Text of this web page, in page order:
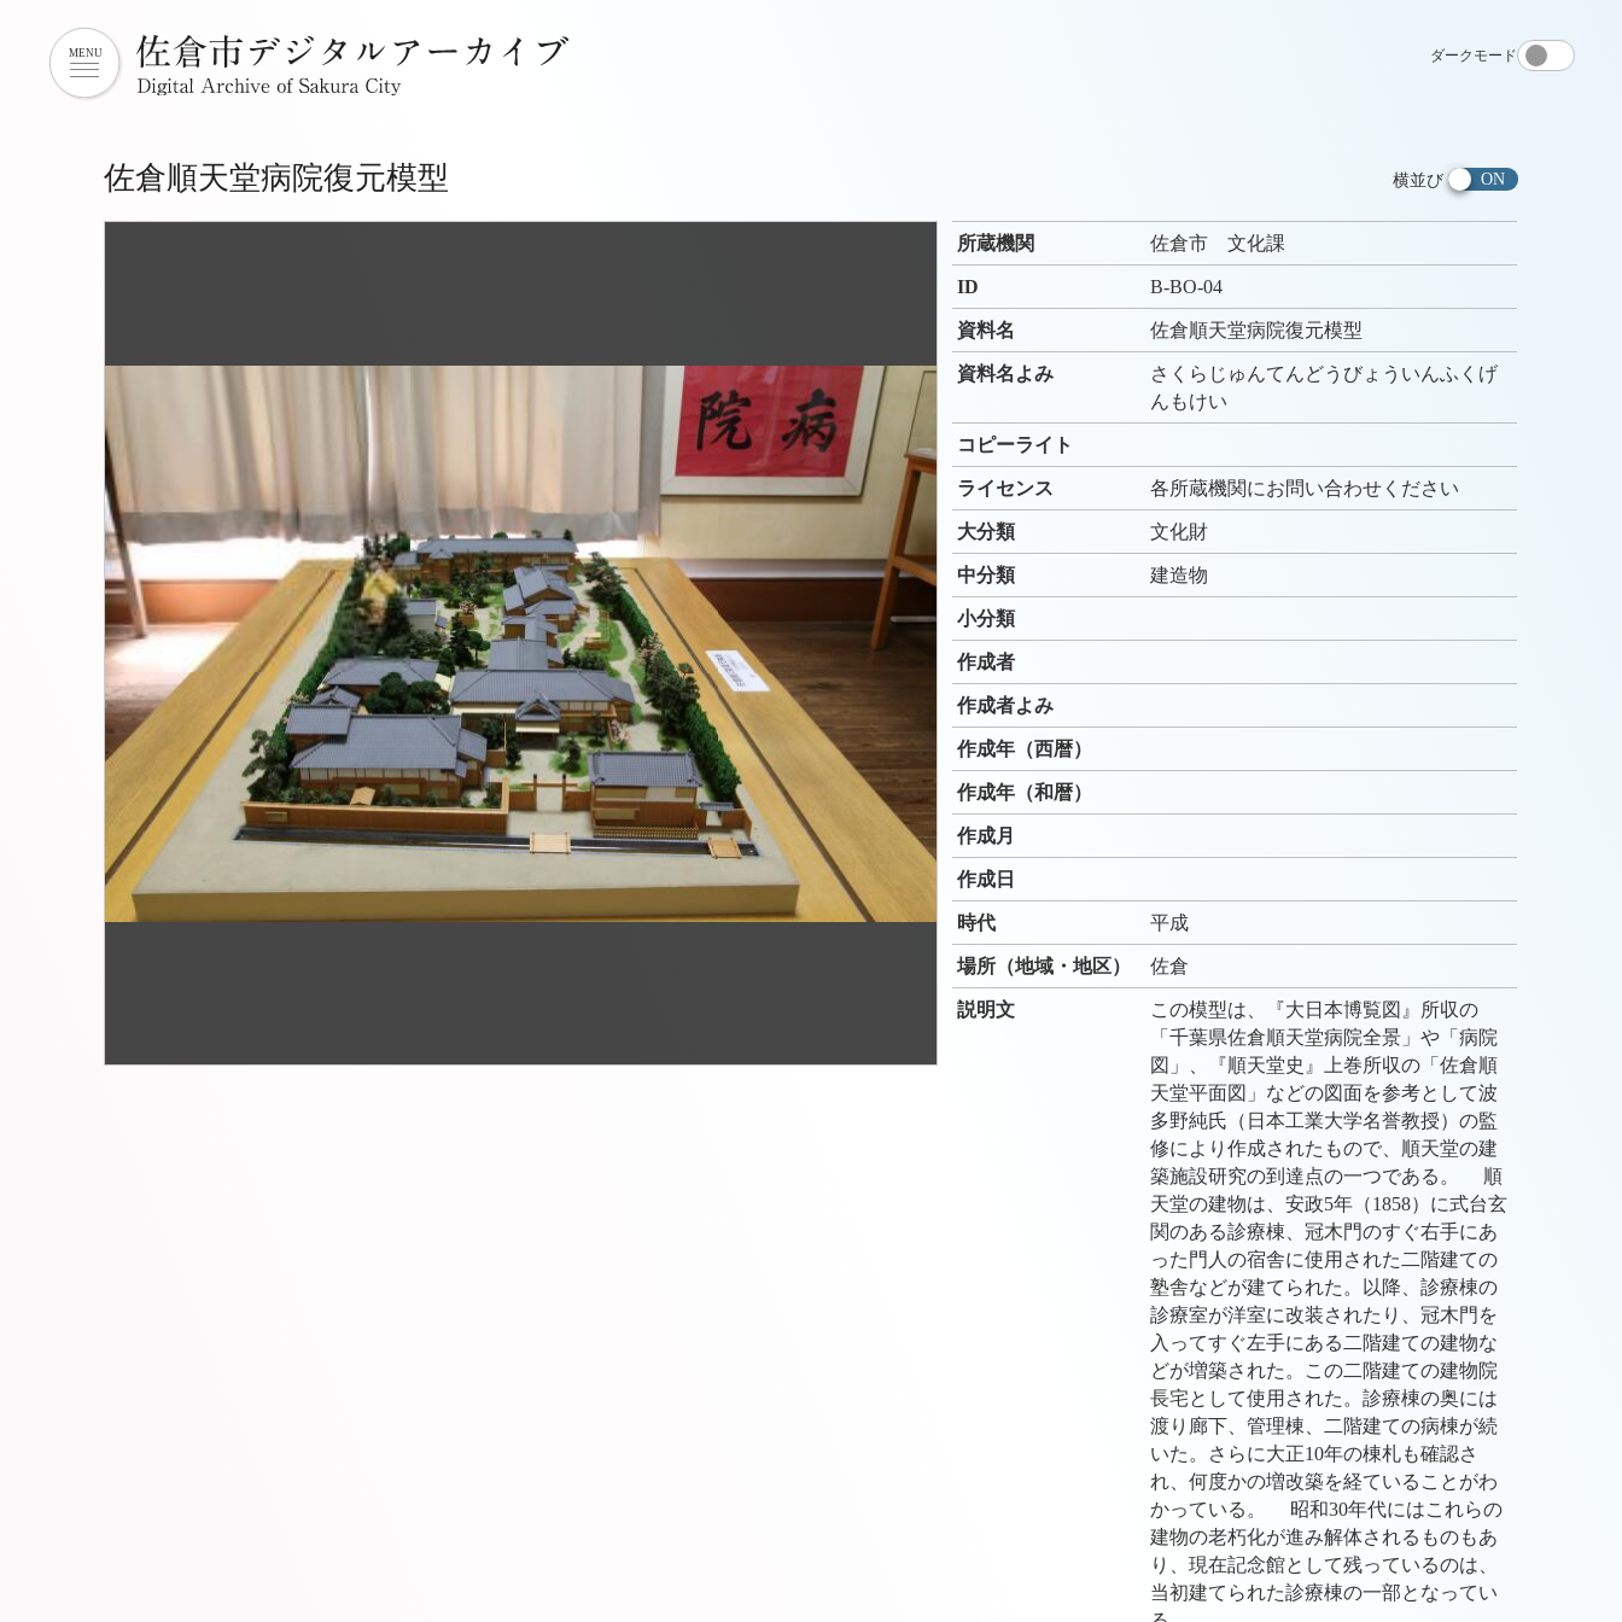
ダークモード
佐倉順天堂病院復元模型 横並び
所蔵機関 佐倉市 文化課
ID B-BO-04
資料名 佐倉順天堂病院復元模型
資料名よみ
さくらじゅんてんどうびょういんふくげ
んもけい
コピーライト
ライセンス 各所蔵機関にお問い合わせください
大分類 文化財
中分類 建造物
小分類
作成者
作成者よみ
作成年（西暦）
作成年（和暦）
作成月
作成日
時代 平成
場所（地域・地区） 佐倉
説明文
この模型は、『大日本博覧図』所収の
「千葉県佐倉順天堂病院全景」や「病院
図」、『順天堂史』上巻所収の「佐倉順
天堂平面図」などの図面を参考として波
多野純氏（日本工業大学名誉教授）の監
修により作成されたもので、順天堂の建
築施設研究の到達点の一つである。 順
天堂の建物は、安政5年（1858）に式台玄
関のある診療棟、冠木門のすぐ右手にあ
った門人の宿舎に使用された二階建ての
塾舎などが建てられた。以降、診療棟の
診療室が洋室に改装されたり、冠木門を
入ってすぐ左手にある二階建ての建物な
どが増築された。この二階建ての建物院
長宅として使用された。診療棟の奥には
渡り廊下、管理棟、二階建ての病棟が続
いた。さらに大正10年の棟札も確認さ
れ、何度かの増改築を経ていることがわ
かっている。 昭和30年代にはこれらの
建物の老朽化が進み解体されるものもあ
り、現在記念館として残っているのは、
当初建てられた診療棟の一部となってい